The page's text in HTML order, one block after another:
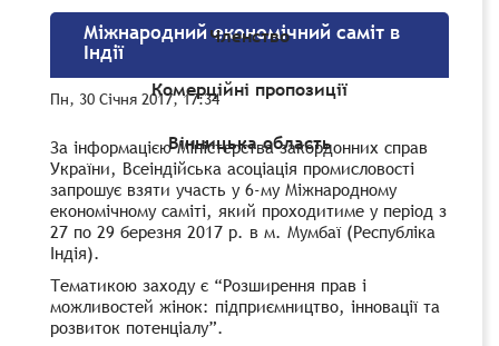
Членство
Комерційні пропозиції
Вінницька область
Міжнародний економічний саміт в
Індії
Пн, 30 Січня 2017, 17:34
За інформацією Міністерства закордонних справ
України, Всеіндійська асоціація промисловості
запрошує взяти участь у 6-му Міжнародному
економічному саміті, який проходитиме у період з
27 по 29 березня 2017 р. в м. Мумбаї (Республіка
Індія).
Тематикою заходу є “Розширення прав і
можливостей жінок: підприємництво, інновації та
розвиток потенціалу”.